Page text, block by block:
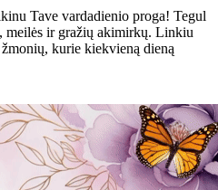
Tave vardadienio proga! Tegul
meilės ir gražių akimirkų. Linkiu
kurie kiekvieną dieną